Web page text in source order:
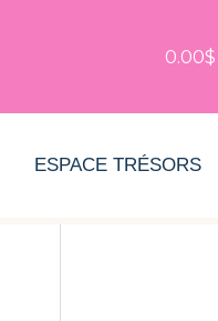
0.00$
ESPACE TRÉSORS